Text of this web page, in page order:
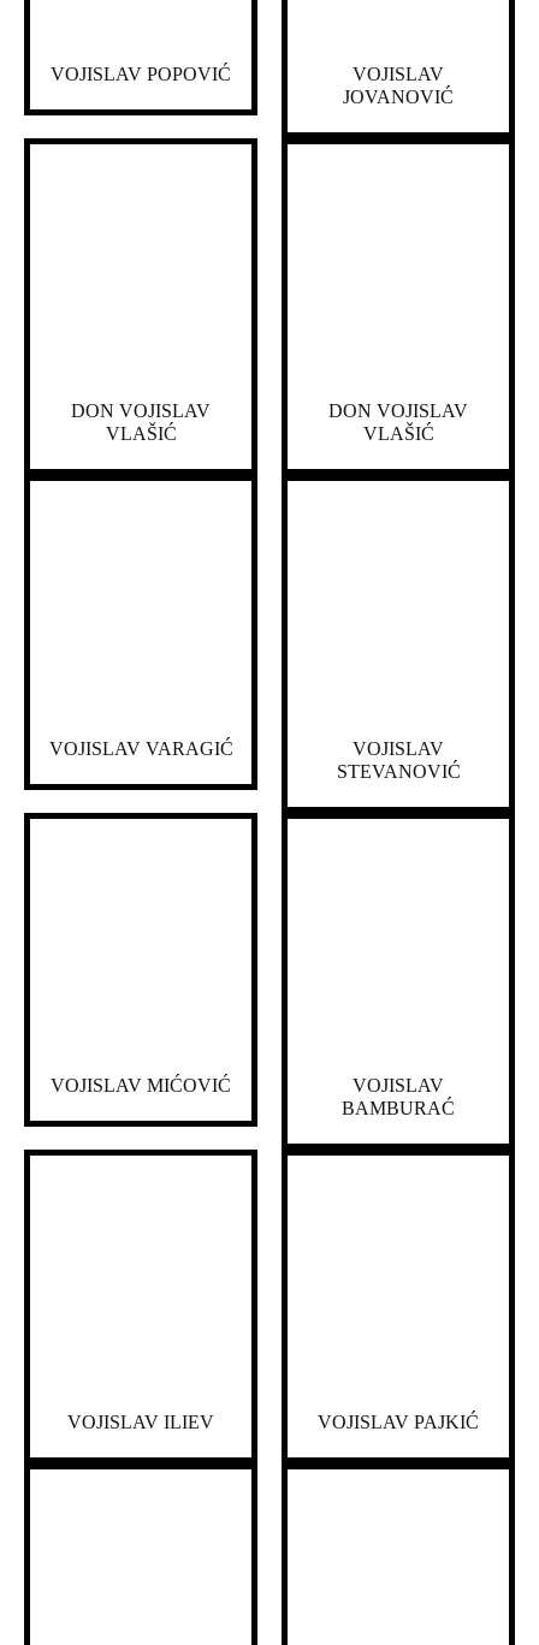
VOJISLAV POPOVIĆ
VOJISLAV
JOVANOVIĆ
DON VOJISLAV
VLAŠIĆ
DON VOJISLAV
VLAŠIĆ
VOJISLAV VARAGIĆ
VOJISLAV
STEVANOVIĆ
VOJISLAV MIĆOVIĆ
VOJISLAV
BAMBURAĆ
VOJISLAV ILIEV VOJISLAV PAJKIĆ